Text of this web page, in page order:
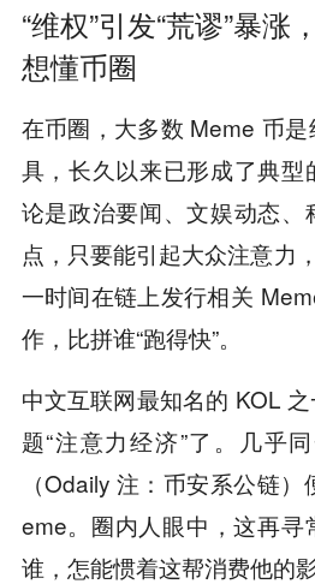
“维权”引发“荒谬”暴涨
想懂币圈
在币圈，大多数 Meme 币
具，长久以来已形成了典
论是政治要闻、文娱动态
点，只要能引起大众注意力
一时间在链上发行相关
作，比拼谁“跑得快”。
中文互联网最知名的 KOL
题“注意力经济”了。几乎
（Odaily 注：币安系公链
eme。圈内人眼中，这再寻
谁，怎能惯着这帮消费他的影